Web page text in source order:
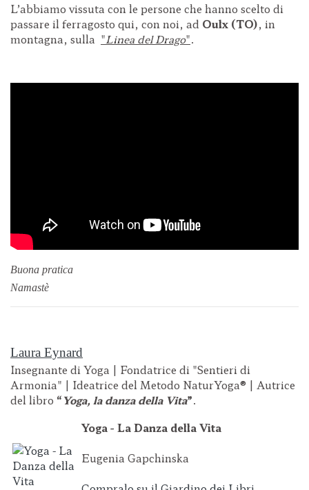
L’abbiamo vissuta con le persone che hanno scelto di
passare il ferragosto qui, con noi, ad Oulx (TO), in
montagna, sulla "Linea del Drago".
Buona pratica
Namastè
Laura Eynard
Insegnante di Yoga | Fondatrice di "Sentieri di
Armonia" | Ideatrice del Metodo NaturYoga® | Autrice
del libro “Yoga, la danza della Vita”.
Yoga - La Danza della Vita
Eugenia Gapchinska